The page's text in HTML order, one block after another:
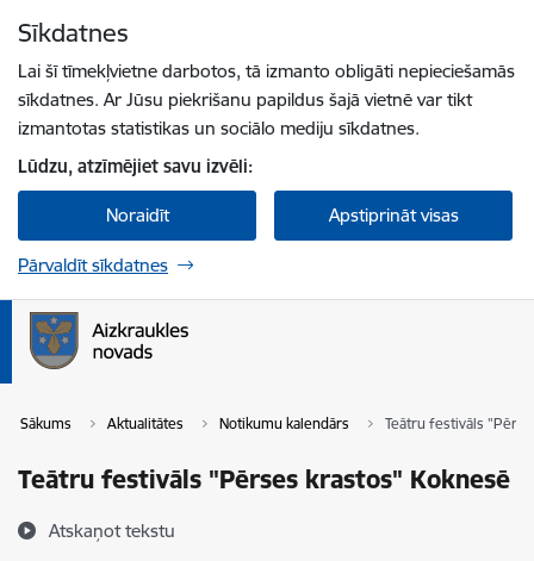
Sīkdatnes
Lai šī tīmekļvietne darbotos, tā izmanto obligāti nepieciešamās
sīkdatnes. Ar Jūsu piekrišanu papildus šajā vietnē var tikt
izmantotas statistikas un sociālo mediju sīkdatnes.
Lūdzu, atzīmējiet savu izvēli:
Noraidīt Apstiprināt visas
Pārvaldīt sīkdatnes
Sākums Aktualitātes Notikumu kalendārs Teātru festivāls
Teātru festivāls "Pērses krastos" Koknesē
Atskaņot tekstu